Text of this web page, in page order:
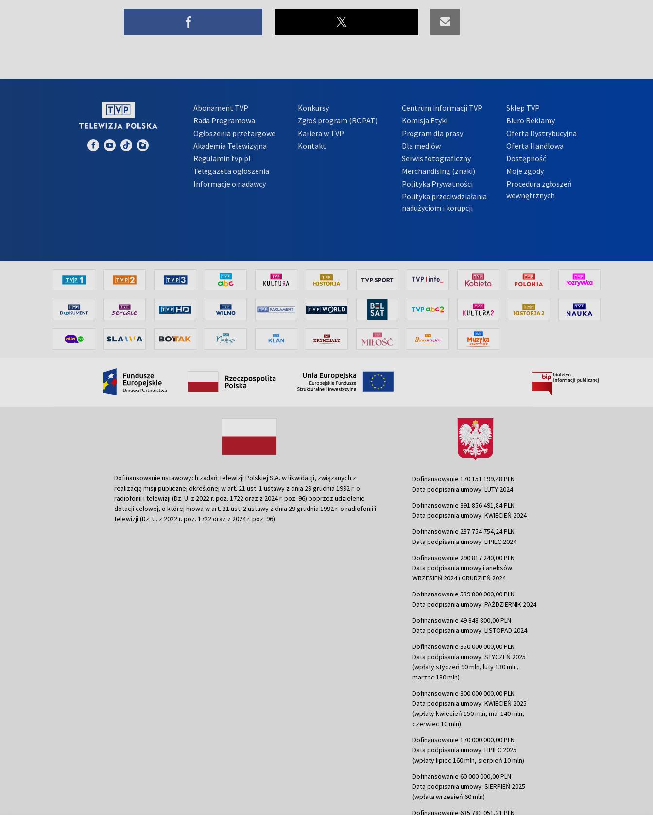
Abonament TVP
Rada Programowa
Ogłoszenia przetargowe
Akademia Telewizyjna
Regulamin tvp.pl
Telegazeta ogłoszenia
Informacje o nadawcy
Konkursy
Zgłoś program (ROPAT)
Kariera w TVP
Kontakt
Centrum informacji TVP
Komisja Etyki
Program dla prasy
Dla mediów
Serwis fotograficzny
Merchandising (znaki)
Polityka Prywatności
Polityka przeciwdziałania
nadużyciom i korupcji
Sklep TVP
Biuro Reklamy
Oferta Dystrybucyjna
Oferta Handlowa
Dostępność
Moje zgody
Procedura zgłoszeń
wewnętrznych
Dofinansowanie ustawowych zadań Telewizji Polskiej S.A. w likwidacji, związanych z
realizacją misji publicznej określonej w art. 21 ust. 1 ustawy z dnia 29 grudnia 1992 r. o
radiofonii i telewizji (Dz. U. z 2022 r. poz. 1722 oraz z 2024 r. poz. 96) poprzez udzielenie
dotacji celowej, o której mowa w art. 31 ust. 2 ustawy z dnia 29 grudnia 1992 r. o radiofonii i
telewizji (Dz. U. z 2022 r. poz. 1722 oraz z 2024 r. poz. 96)
Dofinansowanie 170 151 199,48 PLN
Data podpisania umowy: LUTY 2024
Dofinansowanie 391 856 491,84 PLN
Data podpisania umowy: KWIECIEŃ 2024
Dofinansowanie 237 754 754,24 PLN
Data podpisania umowy: LIPIEC 2024
Dofinansowanie 290 817 240,00 PLN
Data podpisania umowy i aneksów:
WRZESIEŃ 2024 i GRUDZIEŃ 2024
Dofinansowanie 539 800 000,00 PLN
Data podpisania umowy: PAŹDZIERNIK 2024
Dofinansowanie 49 848 800,00 PLN
Data podpisania umowy: LISTOPAD 2024
Dofinansowanie 350 000 000,00 PLN
Data podpisania umowy: STYCZEŃ 2025
(wpłaty styczeń 90 mln, luty 130 mln,
marzec 130 mln)
Dofinansowanie 300 000 000,00 PLN
Data podpisania umowy: KWIECIEŃ 2025
(wpłaty kwiecień 150 mln, maj 140 mln,
czerwiec 10 mln)
Dofinansowanie 170 000 000,00 PLN
Data podpisania umowy: LIPIEC 2025
(wpłaty lipiec 160 mln, sierpień 10 mln)
Dofinansowanie 60 000 000,00 PLN
Data podpisania umowy: SIERPIEŃ 2025
(wpłata wrzesień 60 mln)
Dofinansowanie 635 783 051,21 PLN